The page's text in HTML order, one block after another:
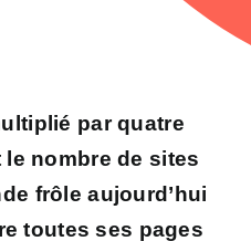
par quatre
le nombre de sites
frôle aujourd’hui
toutes ses pages